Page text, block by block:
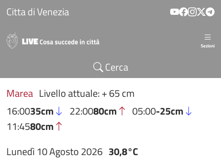
Salta al contenuto principale
Citta di Venezia
Sezioni
Cerca
Marea Livello attuale: + 65 cm
16:0035cm 22:0080cm 05:00-25cm
11:4580cm
Lunedì 10 Agosto 2026 30,8°C